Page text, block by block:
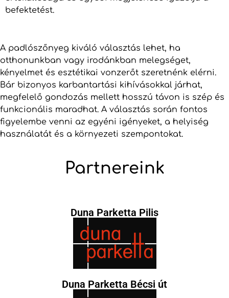
befektetést.
A padlószőnyeg kiváló választás lehet, ha
otthonunkban vagy irodánkban melegséget,
kényelmet és esztétikai vonzerőt szeretnénk elérni.
Bár bizonyos karbantartási kihívásokkal járhat,
megfelelő gondozás mellett hosszú távon is szép és
funkcionális maradhat. A választás során fontos
figyelembe venni az egyéni igényeket, a helyiség
használatát és a környezeti szempontokat.
Partnereink
Duna Parketta Pilis
Duna Parketta Bécsi út